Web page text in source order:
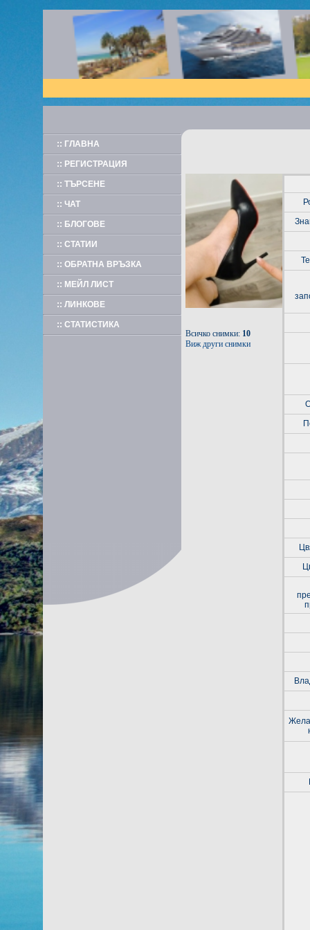
:: ГЛАВНА
:: РЕГИСТРАЦИЯ
:: ТЪРСЕНЕ
:: ЧАТ
:: БЛОГОВЕ
:: СТАТИИ
:: ОБРАТНА ВРЪЗКА
:: МЕЙЛ ЛИСТ
:: ЛИНКОВЕ
:: СТАТИСТИКА
Всичко снимки: 10
Виж други снимки